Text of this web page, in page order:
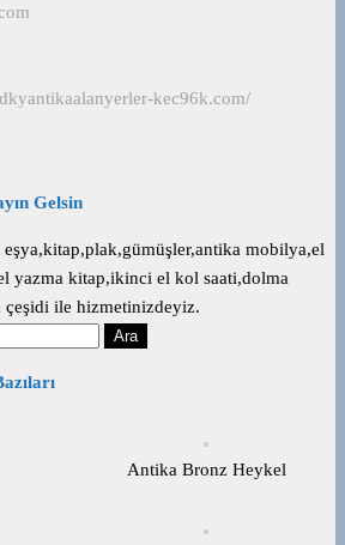
kec96k.com/
Gelsin
mobilya,el
yazma kitap,ikinci el kol saati,dolma
ile hizmetinizdeyiz.
Antika Bronz Heykel